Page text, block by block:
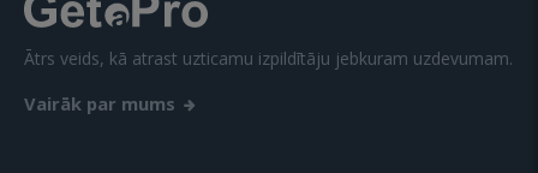
Ātrs veids, kā atrast uzticamu izpildītāju jebkuram uzdevumam.
Vairāk par mums